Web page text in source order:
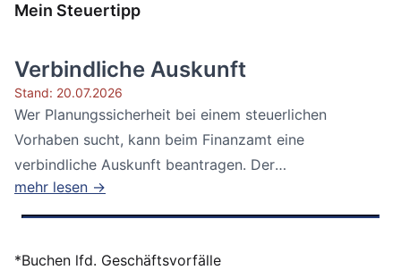
Mein Steuertipp
Verbindliche Auskunft
Stand: 20.07.2026
Wer Planungssicherheit bei einem steuerlichen
Vorhaben sucht, kann beim Finanzamt eine
verbindliche Auskunft beantragen. Der
Bundesfinanzhof...
mehr lesen →
*Buchen lfd. Geschäftsvorfälle